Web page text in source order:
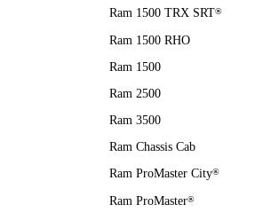
Ram 1500 TRX SRT®
Ram 1500 RHO
Ram 1500
Ram 2500
Ram 3500
Ram Chassis Cab
Ram ProMaster City®
Ram ProMaster®